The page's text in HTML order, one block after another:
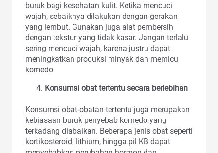
buruk bagi kesehatan kulit. Ketika mencuci
wajah, sebaiknya dilakukan dengan gerakan
yang lembut. Gunakan juga alat pembersih
dengan tekstur yang tidak kasar. Jangan terlalu
sering mencuci wajah, karena justru dapat
meningkatkan produksi minyak dan memicu
komedo.
Konsumsi obat tertentu secara berlebihan
Konsumsi obat-obatan tertentu juga merupakan
kebiasaan buruk penyebab komedo yang
terkadang diabaikan. Beberapa jenis obat seperti
kortikosteroid, lithium, hingga pil KB dapat